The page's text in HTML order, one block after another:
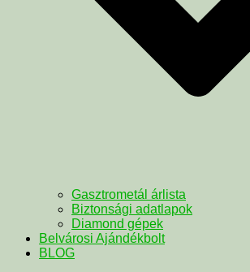
Gasztrometál árlista
Biztonsági adatlapok
Diamond gépek
Belvárosi Ajándékbolt
BLOG